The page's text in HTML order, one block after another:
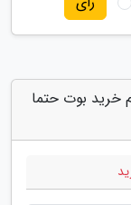
باید هنگام خرید بوت حتما